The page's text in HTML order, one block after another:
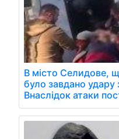
В місто Селидове,
було завдано удару
Внаслідок атаки